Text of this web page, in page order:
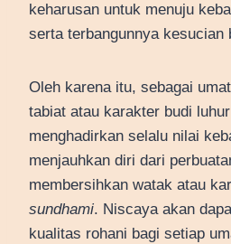
keharusan untuk menuju
serta terbangunnya kesucian
Oleh karena itu, sebagai
tabiat atau karakter budi
menghadirkan selalu nilai
menjauhkan diri dari
membersihkan watak atau
sundhami. Niscaya akan
kualitas rohani bagi setiap